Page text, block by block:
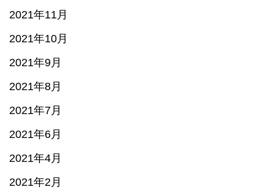
2021年11月
2021年10月
2021年9月
2021年8月
2021年7月
2021年6月
2021年4月
2021年2月